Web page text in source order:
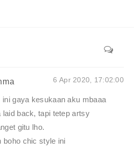
6 Apr 2020, 17:02:00
ini gaya kesukaan aku mbaaa
laid back, tapi tetep artsy
gitu lho.
boho chic style ini